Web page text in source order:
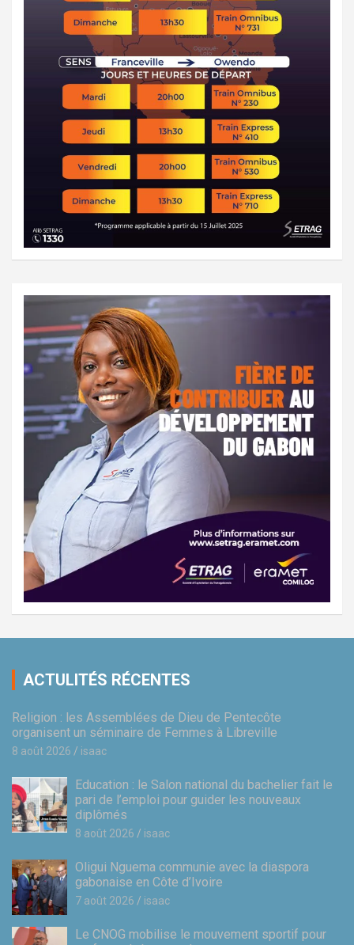
ACTULITÉS RÉCENTES
Religion : les Assemblées de Dieu de Pentecôte
organisent un séminaire de Femmes à Libreville
8 août 2026 isaac
Education : le Salon national du bachelier fait le
pari de l’emploi pour guider les nouveaux
diplômés
8 août 2026 isaac
Oligui Nguema communie avec la diaspora
gabonaise en Côte d’Ivoire
7 août 2026 isaac
Le CNOG mobilise le mouvement sportif pour